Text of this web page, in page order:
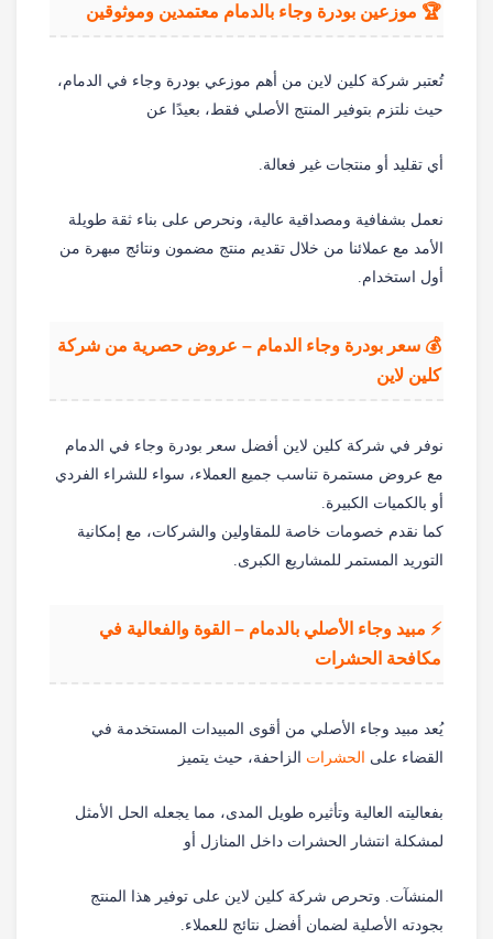
🏆 موزعين بودرة وجاء بالدمام معتمدين وموثوقين
تُعتبر شركة كلين لاين من أهم موزعي بودرة وجاء في الدمام،
حيث نلتزم بتوفير المنتج الأصلي فقط، بعيدًا عن
أي تقليد أو منتجات غير فعالة.
نعمل بشفافية ومصداقية عالية، ونحرص على بناء ثقة طويلة
الأمد مع عملائنا من خلال تقديم منتج مضمون ونتائج مبهرة من
أول استخدام.
💰 سعر بودرة وجاء الدمام – عروض حصرية من شركة
كلين لاين
نوفر في شركة كلين لاين أفضل سعر بودرة وجاء في الدمام
مع عروض مستمرة تناسب جميع العملاء، سواء للشراء الفردي
أو بالكميات الكبيرة.
كما نقدم خصومات خاصة للمقاولين والشركات، مع إمكانية
التوريد المستمر للمشاريع الكبرى.
⚡ مبيد وجاء الأصلي بالدمام – القوة والفعالية في
مكافحة الحشرات
يُعد مبيد وجاء الأصلي من أقوى المبيدات المستخدمة في
القضاء على الحشرات الزاحفة، حيث يتميز
بفعاليته العالية وتأثيره طويل المدى، مما يجعله الحل الأمثل
لمشكلة انتشار الحشرات داخل المنازل أو
المنشآت. وتحرص شركة كلين لاين على توفير هذا المنتج
بجودته الأصلية لضمان أفضل نتائج للعملاء.